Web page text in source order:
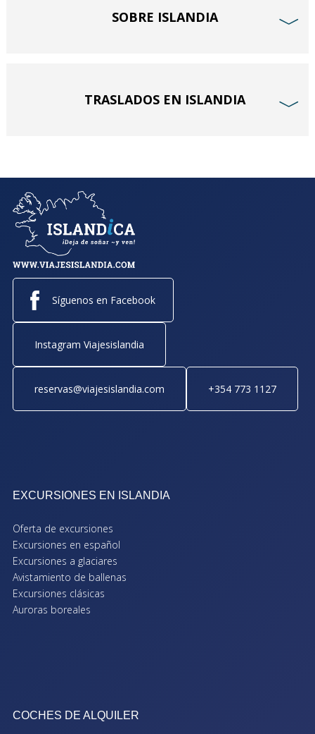
SOBRE ISLANDIA ﹀
TRASLADOS EN ISLANDIA ﹀
Síguenos en Facebook
Instagram Viajesislandia
reservas@viajesislandia.com +354 773 1127
EXCURSIONES EN ISLANDIA
Oferta de excursiones
Excursiones en español
Excursiones a glaciares
Avistamiento de ballenas
Excursiones clásicas
Auroras boreales
COCHES DE ALQUILER